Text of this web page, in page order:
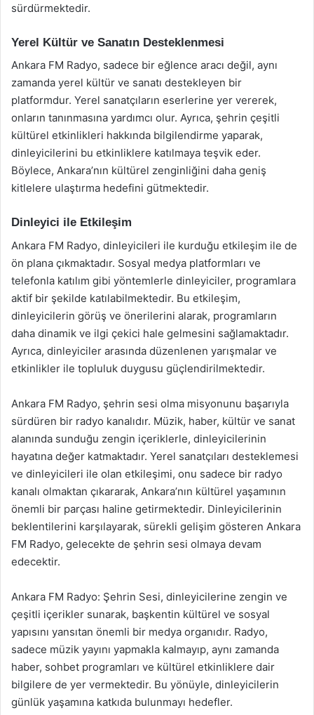
sürdürmektedir.
Yerel Kültür ve Sanatın Desteklenmesi
Ankara FM Radyo, sadece bir eğlence aracı değil, aynı
zamanda yerel kültür ve sanatı destekleyen bir
platformdur. Yerel sanatçıların eserlerine yer vererek,
onların tanınmasına yardımcı olur. Ayrıca, şehrin çeşitli
kültürel etkinlikleri hakkında bilgilendirme yaparak,
dinleyicilerini bu etkinliklere katılmaya teşvik eder.
Böylece, Ankara’nın kültürel zenginliğini daha geniş
kitlelere ulaştırma hedefini gütmektedir.
Dinleyici ile Etkileşim
Ankara FM Radyo, dinleyicileri ile kurduğu etkileşim ile de
ön plana çıkmaktadır. Sosyal medya platformları ve
telefonla katılım gibi yöntemlerle dinleyiciler, programlara
aktif bir şekilde katılabilmektedir. Bu etkileşim,
dinleyicilerin görüş ve önerilerini alarak, programların
daha dinamik ve ilgi çekici hale gelmesini sağlamaktadır.
Ayrıca, dinleyiciler arasında düzenlenen yarışmalar ve
etkinlikler ile topluluk duygusu güçlendirilmektedir.
Ankara FM Radyo, şehrin sesi olma misyonunu başarıyla
sürdüren bir radyo kanalıdır. Müzik, haber, kültür ve sanat
alanında sunduğu zengin içeriklerle, dinleyicilerinin
hayatına değer katmaktadır. Yerel sanatçıları desteklemesi
ve dinleyicileri ile olan etkileşimi, onu sadece bir radyo
kanalı olmaktan çıkararak, Ankara’nın kültürel yaşamının
önemli bir parçası haline getirmektedir. Dinleyicilerinin
beklentilerini karşılayarak, sürekli gelişim gösteren Ankara
FM Radyo, gelecekte de şehrin sesi olmaya devam
edecektir.
Ankara FM Radyo: Şehrin Sesi, dinleyicilerine zengin ve
çeşitli içerikler sunarak, başkentin kültürel ve sosyal
yapısını yansıtan önemli bir medya organıdır. Radyo,
sadece müzik yayını yapmakla kalmayıp, aynı zamanda
haber, sohbet programları ve kültürel etkinliklere dair
bilgilere de yer vermektedir. Bu yönüyle, dinleyicilerin
günlük yaşamına katkıda bulunmayı hedefler.